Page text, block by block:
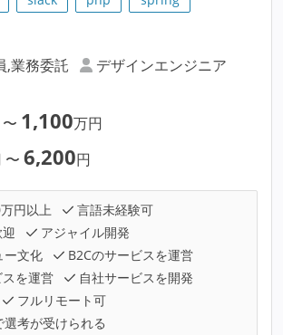
,業務委託
デザインエンジニア
〜 1,100万円
〜 6,200円
円以上
言語未経験可
アジャイル開発
ー文化
B2Cのサービスを運営
を運営
自社サービスを開発
フルリモート可
考が受けられる